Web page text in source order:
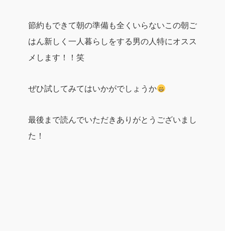
節約もできて朝の準備も全くいらないこの朝ご
はん新しく 一人暮らしをする男の人特にオスス
メします！！笑
ぜひ試してみてはいかがでしょうか
最後まで読んでいただきありがとうございまし
た！